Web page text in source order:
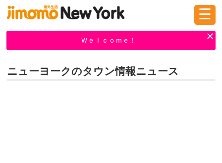
☰
Ｗｅｌｃｏｍｅ！
ニューヨークのタウン情報ニュース